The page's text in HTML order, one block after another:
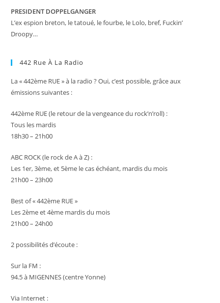
PRESIDENT DOPPELGANGER
L’ex espion breton, le tatoué, le fourbe, le Lolo, bref, Fuckin’
Droopy…
442 Rue À La Radio
La « 442ème RUE » à la radio ? Oui, c’est possible, grâce aux
émissions suivantes :
442ème RUE (le retour de la vengeance du rock’n’roll) :
Tous les mardis
18h30 – 21h00
ABC ROCK (le rock de A à Z) :
Les 1er, 3ème, et 5ème le cas échéant, mardis du mois
21h00 – 23h00
Best of « 442ème RUE »
Les 2ème et 4ème mardis du mois
21h00 – 24h00
2 possibilités d’écoute :
Sur la FM :
94.5 à MIGENNES (centre Yonne)
Via Internet :